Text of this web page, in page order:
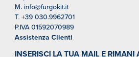
M. info@furgokit.it
T. +39 030.9962701
P.IVA 01592070989
Assistenza Clienti
INSERISCI LA TUA MAIL E RIMANI